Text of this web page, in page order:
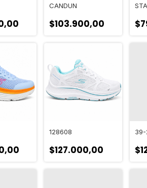
CANDUN
$103.900,00
128608
$127.000,00